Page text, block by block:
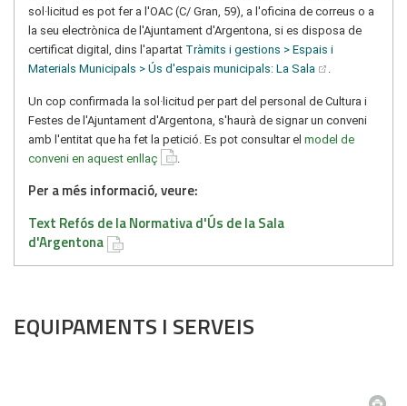
EQUIPAMENTS I SERVEIS
sol·licitud es pot fer a l'OAC (C/ Gran, 59), a l'oficina de correus o a
la seu electrònica de l'Ajuntament d'Argentona, si es disposa de
certificat digital, dins l'apartat Tràmits i gestions > Espais i
Materials Municipals > Ús d'espais municipals: La Sala
Un cop confirmada la sol·licitud per part del personal de Cultura i
Festes de l'Ajuntament d'Argentona, s'haurà de signar un conveni
amb l'entitat que ha fet la petició. Es pot consultar el model de
conveni en aquest enllaç
Per a més informació, veure:
Text Refós de la Normativa d'Ús de la Sala
d'Argentona